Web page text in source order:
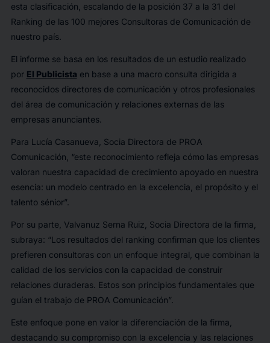
esta clasificación, escalando de la posición 37 a la 31 del
Ranking de las 100 mejores Consultoras de Comunicación de
nuestro país.
El informe se basa en los resultados de un estudio realizado
por El Publicista en base a una macro consulta dirigida a
reconocidos directores de comunicación y otros profesionales
del área de comunicación y relaciones externas de las
empresas anunciantes.
Para Lucía Casanueva, Socia Directora de PROA
Comunicación, “este reconocimiento refleja cómo las empresas
valoran nuestra capacidad de crecimiento apoyado en nuestra
esencia: un modelo centrado en la excelencia, el propósito y el
talento sénior”.
Por su parte, Valvanuz Serna Ruiz, Socia Directora de la firma,
subraya: “Los resultados del ranking confirman que los clientes
prefieren consultoras con un enfoque integral, que combinan la
calidad de los servicios con la capacidad de construir
relaciones duraderas. Estos son principios fundamentales que
guían el trabajo de PROA Comunicación”.
Este enfoque pone en valor la diferenciación de la firma,
destacando su compromiso con la excelencia y las relaciones